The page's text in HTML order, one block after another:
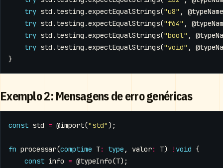
try std . testing .expectEqualStrings("u8" ,
@typeName
try std . testing .expectEqualStrings("f64" ,
try std . testing .expectEqualStrings("bool" ,
try std . testing .expectEqualStrings("void" ,
}
Exemplo 2: Mensagens de erro genéricas
const std = @import("std");
fn processar(comptime T: type , valor: T) ! void {
const info = @typeInfo(T);